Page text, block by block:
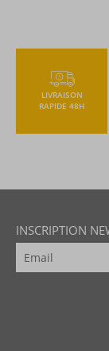
LIVRAISON
RAPIDE 48H
INSCRIPTION